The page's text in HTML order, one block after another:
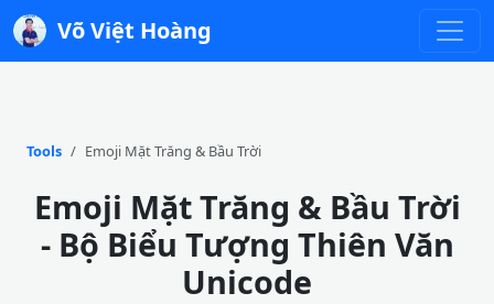
Võ Việt Hoàng
Tools Emoji Mặt Trăng & Bầu Trời
Emoji Mặt Trăng & Bầu Trời
- Bộ Biểu Tượng Thiên Văn
Unicode